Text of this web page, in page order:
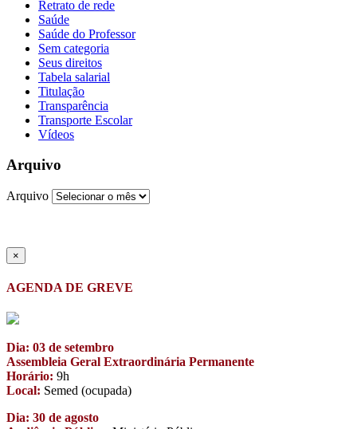
Retrato de rede
Saúde
Saúde do Professor
Sem categoria
Seus direitos
Tabela salarial
Titulação
Transparência
Transporte Escolar
Vídeos
Arquivo
Arquivo
×
AGENDA DE GREVE
Dia: 03 de setembro
Assembleia Geral Extraordinária Permanente
Horário: 9h
Local: Semed (ocupada)
Dia: 30 de agosto